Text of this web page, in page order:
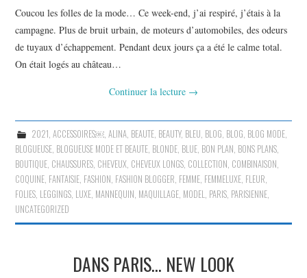
GRAIN DE FOLIE ET MES
PETITS TUYAUX…
Coucou les folles de la mode… Ce week-end, j’ai respiré, j’étais à la
campagne. Plus de bruit urbain, de moteurs d’automobiles, des odeurs
de tuyaux d’échappement. Pendant deux jours ça a été le calme total.
On était logés au château…
Continuer la lecture →
2021 ACCESSOIRES￼, ALINA, BEAUTE, BEAUTY, BLEU BLOG BLOG BLOG MODE,
BLOGUEUSE BLOGUEUSE MODE ET BEAUTE BLONDE BLUE BON PLAN BONS PLANS
BOUTIQUE CHAUSSURES CHEVEUX CHEVEUX LONGS COLLECTION COMBINAISON
COQUINE FANTAISIE FASHION FASHION BLOGGER FEMME FEMMELUXE FLEUR
FOLIES LEGGINGS LUXE MANNEQUIN MAQUILLAGE MODEL PARIS PARISIENNE
UNCATEGORIZED
DANS PARIS… NEW LOOK